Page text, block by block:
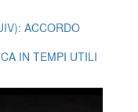
ACCORDO
IN TEMPI UTILI